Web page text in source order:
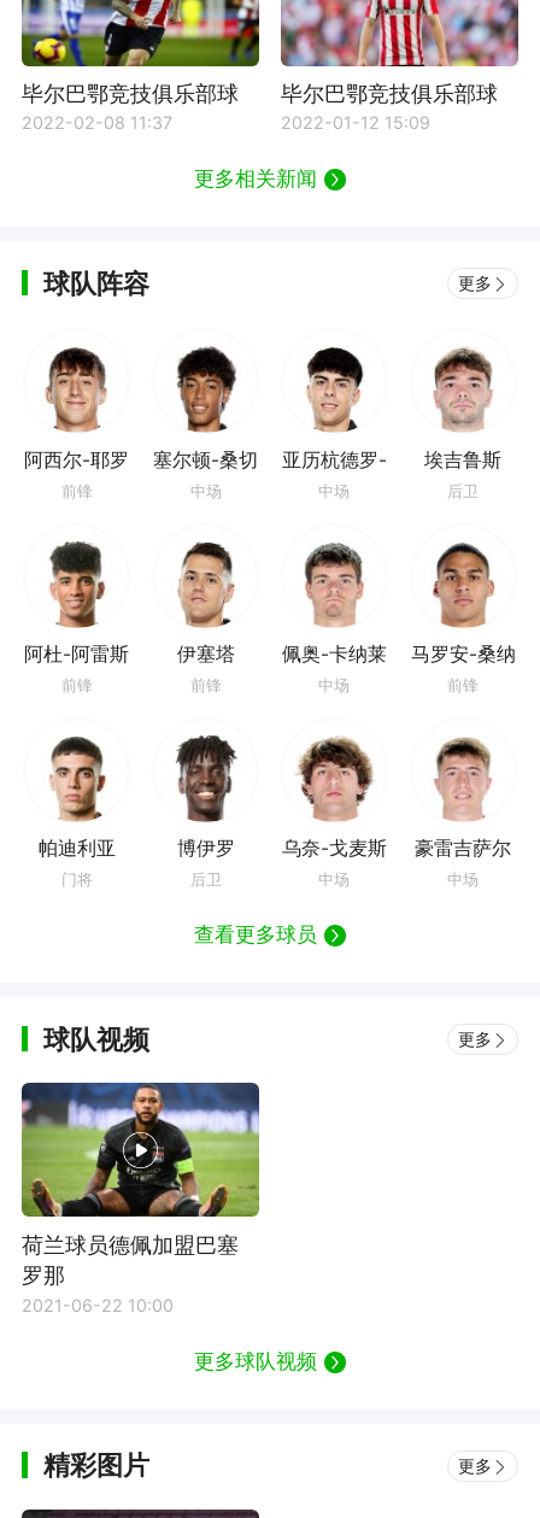
毕尔巴鄂竞技俱乐部球
员伊尼戈·马丁内斯资料
2022-02-08 11:37
毕尔巴鄂竞技俱乐部球
员穆尼亚因资料介绍
2022-01-12 15:09
更多相关新闻
球队阵容 更多
阿西尔-耶罗
前锋
塞尔顿-桑切
斯
中场
亚历杭德罗-
雷戈
中场
埃吉鲁斯
后卫
阿杜-阿雷斯
前锋
伊塞塔
前锋
佩奥-卡纳莱
斯
中场
马罗安-桑纳
迪
前锋
帕迪利亚
门将
博伊罗
后卫
乌奈-戈麦斯
中场
豪雷吉萨尔
中场
查看更多球员
球队视频 更多
荷兰球员德佩加盟巴塞
罗那
2021-06-22 10:00
更多球队视频
精彩图片 更多